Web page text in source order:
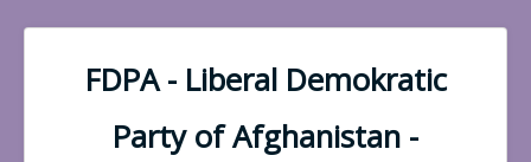
FDPA - Liberal Demokratic
Party of Afghanistan -